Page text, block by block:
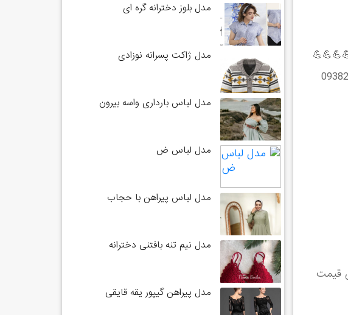
سابقه خیاطی💪💪💪💪
قیمت
مدل بلوز دخترانه گره ای
مدل ژاکت پسرانه نوزادی
مدل لباس بارداری واسه بیرون
مدل لباس ض
مدل لباس پیراهن با حجاب
مدل نیم تنه بافتنی دخترانه
مدل پیراهن گیپور یقه قایقی